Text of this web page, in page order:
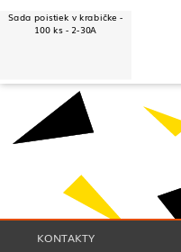
Sada poistiek v krabičke -
100 ks - 2-30A
KONTAKTY